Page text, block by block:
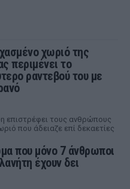
χωριό της
περιμένει το
ραντεβού του με
επιστρέφει τους ανθρώπους
που άδειαζε επί δεκαετίες
που μόνο 7 άνθρωποι
έχουν δει